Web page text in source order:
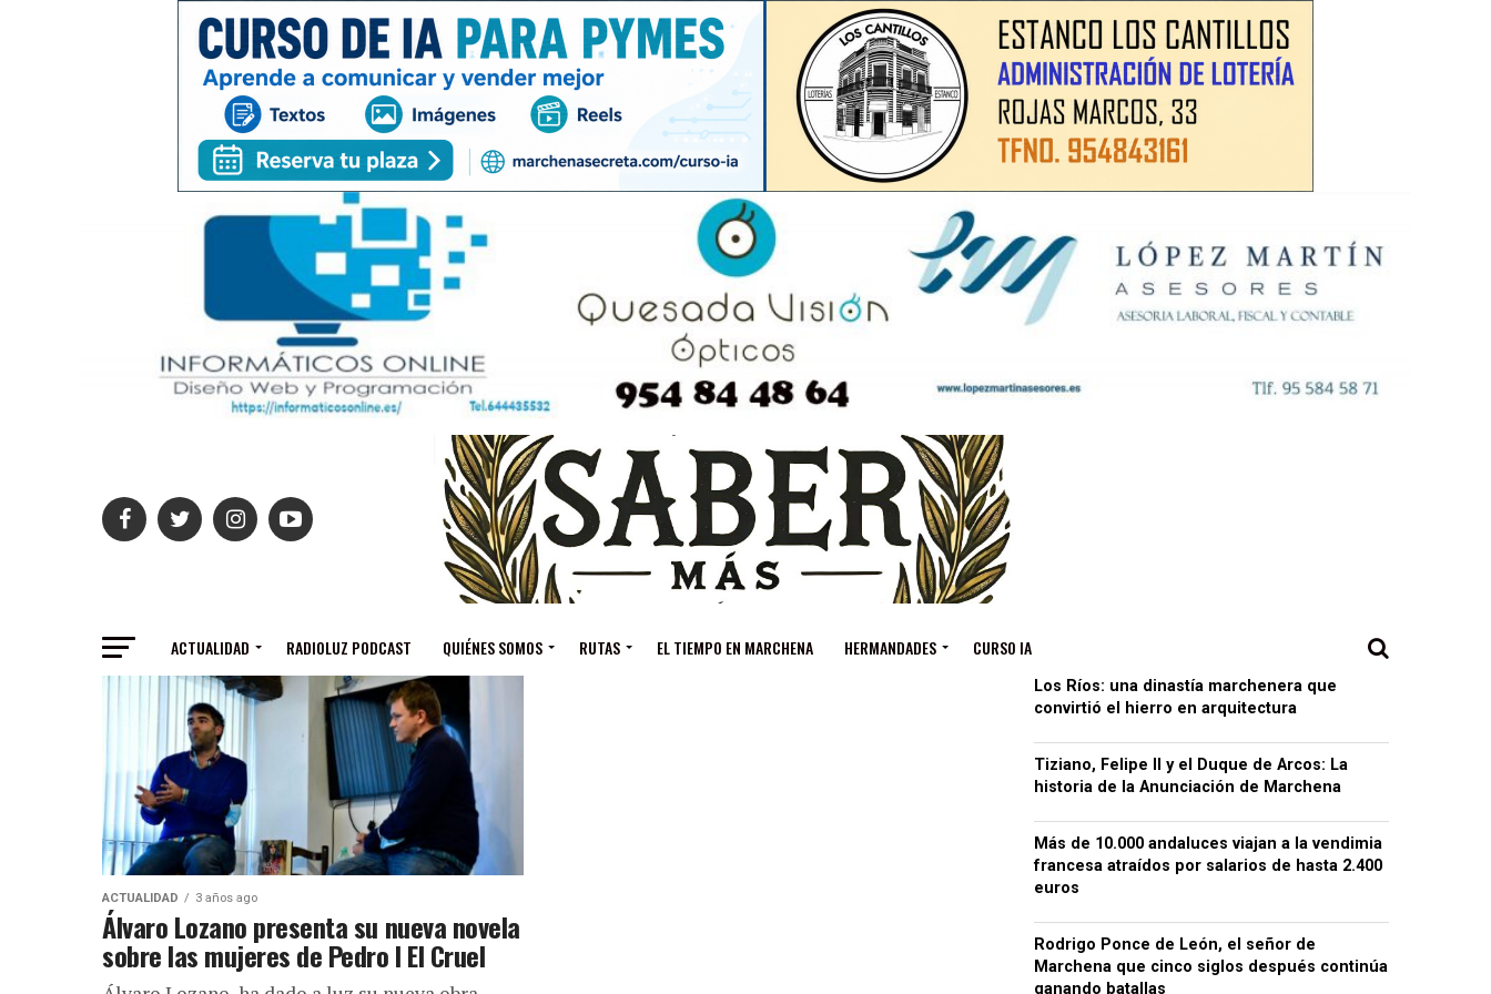
ACTUALIDAD RADIOLUZ PODCAST QUIÉNES SOMOS RUTAS EL TIEMPO EN MARCHENA HERMANDADES CURSO IA
ACTUALIDAD 3 años ago
Álvaro Lozano presenta su nueva novela
sobre las mujeres de Pedro I El Cruel
Los Ríos: una dinastía marchenera que
convirtió el hierro en arquitectura
Tiziano, Felipe II y el Duque de Arcos: La
historia de la Anunciación de Marchena
Más de 10.000 andaluces viajan a la vendimia
francesa atraídos por salarios de hasta 2.400
euros
Rodrigo Ponce de León, el señor de
Marchena que cinco siglos después continúa
ganando batallas